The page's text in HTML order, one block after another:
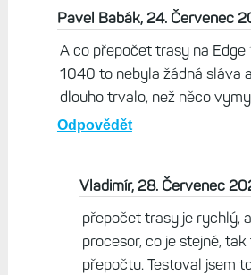
Pavel Babák, 24. Červenec
A co přepočet trasy na Edge
1040 to nebyla žádná sláva
dlouho trvalo, než něco
Odpovědět
Vladimír, 28. Červenec
přepočet trasy je rychlý,
procesor, co je stejné,
přepočtu. Testoval jsem